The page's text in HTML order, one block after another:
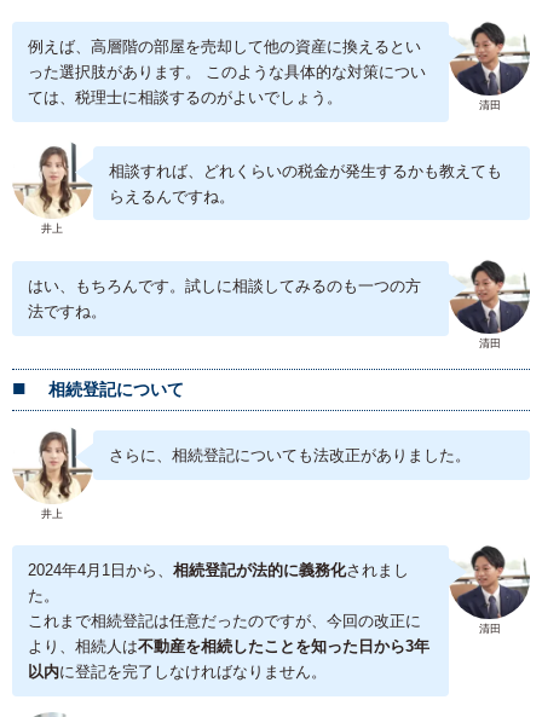
清田
例えば、高層階の部屋を売却して他の資産に換えるとい
った選択肢があります。 このような具体的な対策につい
ては、税理士に相談するのがよいでしょう。
井上
相談すれば、どれくらいの税金が発生するかも教えても
らえるんですね。
清田
はい、もちろんです。試しに相談してみるのも一つの方
法ですね。
相続登記について
井上
さらに、相続登記についても法改正がありました。
清田
2024年4月1日から、相続登記が法的に義務化されまし
た。
これまで相続登記は任意だったのですが、今回の改正に
より、相続人は不動産を相続したことを知った日から3年
以内に登記を完了しなければなりません。